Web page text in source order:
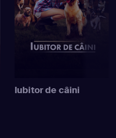
Iubitor de câini